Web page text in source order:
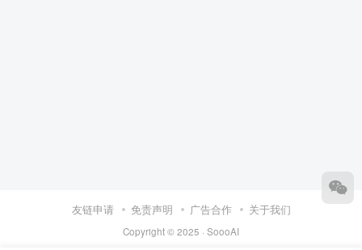
友链申请 免责声明 广告合作 关于我们
Copyright © 2025 · SoooAI